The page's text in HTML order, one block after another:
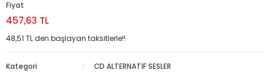
Fiyat
457,63 TL
48,51 TL den başlayan taksitlerle!!
Kategori
CD ALTERNATİF SESLER